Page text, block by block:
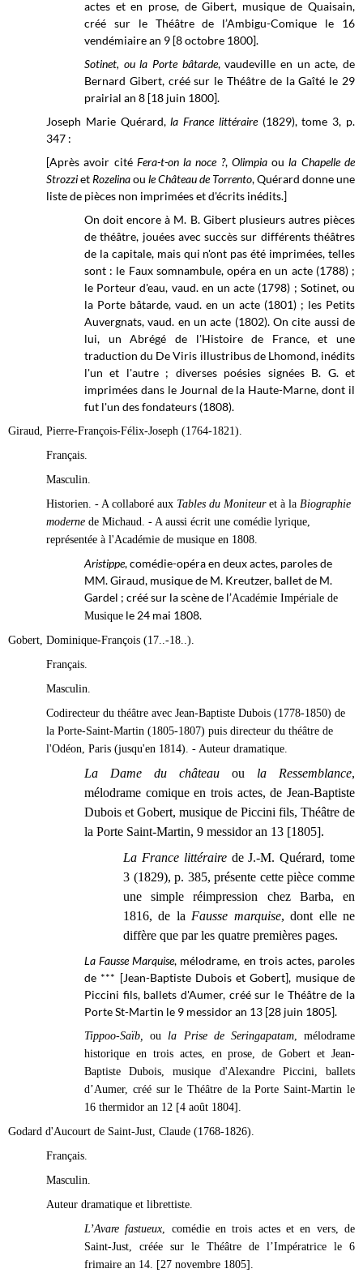
actes et en prose, de Gibert, musique de Quaisain,
créé sur le Théâtre de l’Ambigu-Comique le 16
vendémiaire an 9 [8 octobre 1800].
Sotinet, ou la Porte bâtarde, vaudeville en un acte, de
Bernard Gibert, créé sur le Théâtre de la Gaîté le 29
prairial an 8 [18 juin 1800].
Joseph Marie Quérard,la France littéraire (1829), tome 3, p.
347 :
[Après avoir cité Fera-t-on la noce ?, Olimpiaoula Chapelle de
Strozziet Rozelinaou le Château de Torrento, Quérard donne une
liste de pièces non imprimées et d'écrits inédits.]
On doit encore à M. B. Gibert plusieurs autres pièces
de théâtre, jouées avec succès sur différents théâtres
de la capitale, mais qui n'ont pas été imprimées, telles
sont : le Faux somnambule, opéra en un acte (1788) ;
le Porteur d'eau, vaud. en un acte (1798) ; Sotinet, ou
la Porte bâtarde, vaud. en un acte (1801) ; les Petits
Auvergnats, vaud. en un acte (1802). On cite aussi de
lui, un Abrégé de l'Histoire de France, et une
traduction du De Viris illustribus de Lhomond, inédits
l'un et l'autre ; diverses poésies signées B. G. et
imprimées dans le Journal de la Haute-Marne, dont il
fut l'un des fondateurs (1808).
Giraud, Pierre-François-Félix-Joseph (1764-1821).
Français.
Masculin.
Historien. - A collaboré aux Tables du Moniteuret à la Biographie
moderne de Michaud. - A aussi écrit une comédie lyrique,
représentée à l'Académie de musique en 1808.
Aristippe, comédie-opéra en deux actes, paroles de
MM. Giraud, musique de M. Kreutzer, ballet de M.
Gardel ; créé sur la scène de l’Académie Impériale de
Musique le 24 mai 1808.
Gobert, Dominique-François (17..-18..).
Français.
Masculin.
Codirecteur du théâtre avec Jean-Baptiste Dubois (1778-1850) de
la Porte-Saint-Martin (1805-1807) puis directeur du théâtre de
l'Odéon, Paris (jusqu'en 1814). - Auteur dramatique.
La Dame du château ou la Ressemblance,
mélodrame comique en trois actes, de Jean-Baptiste
Dubois et Gobert, musique de Piccini fils, Théâtre de
la Porte Saint-Martin, 9 messidor an 13 [1805].
La France littérairede J.-M. Quérard, tome
3 (1829), p. 385, présente cette pièce comme
une simple réimpression chez Barba, en
1816, de la Fausse marquise, dont elle ne
diffère que par les quatre premières pages.
La Fausse Marquise, mélodrame, en trois actes, paroles
de *** [Jean-Baptiste Dubois et Gobert], musique de
Piccini fils, ballets d'Aumer, créé sur le Théâtre de la
Porte St-Martin le 9 messidor an 13 [28 juin 1805].
Tippoo-Saïb,ou la Prise de Seringapatam, mélodrame
historique en trois actes, en prose, de Gobert et Jean-
Baptiste Dubois, musique d'Alexandre Piccini, ballets
d’Aumer, créé sur le Théâtre de la Porte Saint-Martin le
16 thermidor an 12 [4 août 1804].
Godard d'Aucourt de Saint-Just, Claude (1768-1826).
Français.
Masculin.
Auteur dramatique et librettiste.
L’Avare fastueux, comédie en trois actes et en vers, de
Saint-Just, créée sur le Théâtre de l’Impératrice le 6
frimaire an 14. [27 novembre 1805].